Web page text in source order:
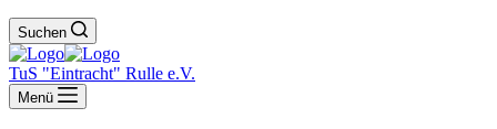
Suchen
TuS "Eintracht" Rulle e.V.
Menü